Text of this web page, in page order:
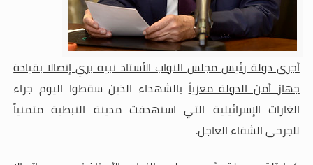
أجرى دولة رئيس مجلس النواب الأستاذ نبيه بري إتصالا بقيادة
جهاز أمن الدولة معزياًبالشهداء الذين سقطوا اليوم جراء
الغارات الإسرائيلية التي استهدفت مدينة النبطية متمنياً
للجرحى الشفاء العاجل.